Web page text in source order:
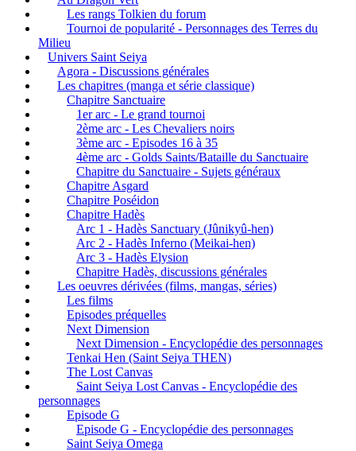
Les rangs Tolkien du forum
Tournoi de popularité - Personnages des Terres du
Milieu
Univers Saint Seiya
Agora - Discussions générales
Les chapitres (manga et série classique)
Chapitre Sanctuaire
1er arc - Le grand tournoi
2ème arc - Les Chevaliers noirs
3ème arc - Episodes 16 à 35
4ème arc - Golds Saints/Bataille du Sanctuaire
Chapitre du Sanctuaire - Sujets généraux
Chapitre Asgard
Chapitre Poséidon
Chapitre Hadès
Arc 1 - Hadès Sanctuary (Jûnikyû-hen)
Arc 2 - Hadès Inferno (Meikai-hen)
Arc 3 - Hadès Elysion
Chapitre Hadès, discussions générales
Les oeuvres dérivées (films, mangas, séries)
Les films
Episodes préquelles
Next Dimension
Next Dimension - Encyclopédie des personnages
Tenkai Hen (Saint Seiya THEN)
The Lost Canvas
Saint Seiya Lost Canvas - Encyclopédie des
personnages
Episode G
Episode G - Encyclopédie des personnages
Saint Seiya Omega